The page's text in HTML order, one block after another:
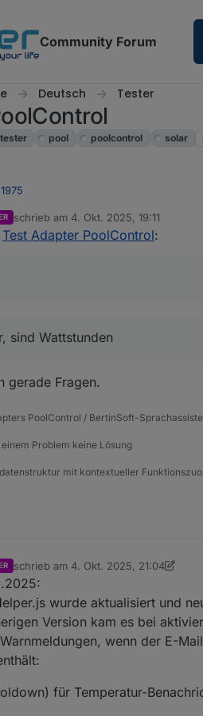
Community Forum
Deutsch Tester
tester pool poolcontrol solar
kommt mir noch nicht Schlüssig
DP ist eine Funkschaltsteckdose von
Fehler, sind Wattstunden
schrieb am 4. Okt. 2025, 19:11
zuletzt editiert von
Test Adapter PoolControl:
sind Wattstunden
gerade Fragen.
PoolControl / BertinSoft-
Problem keine Lösung
mit kontextueller
schrieb am 4. Okt. 2025, 21:04
zuletzt editiert von DasBo197510.
wurde aktualisiert und
Version kam es bei
wenn der E-
für Temperatur-